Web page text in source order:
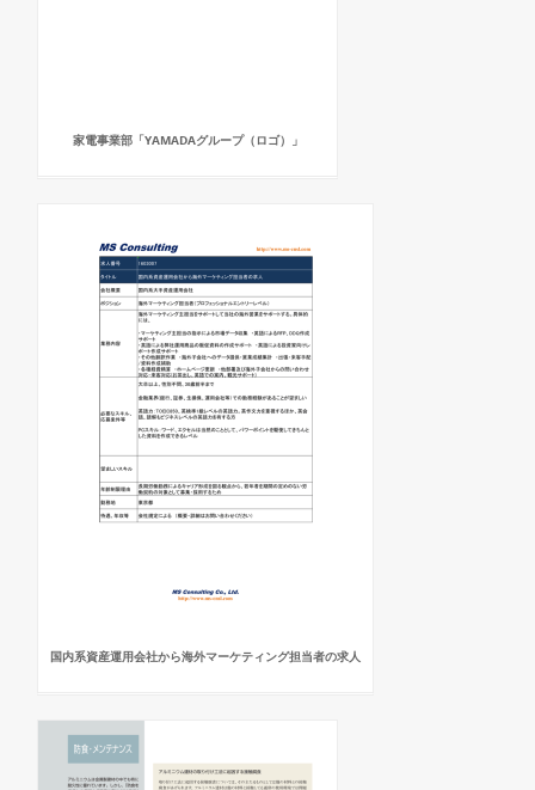
家電事業部「YAMADAグループ（ロゴ）」
国内系資産運用会社から海外マーケティング担当者の求人